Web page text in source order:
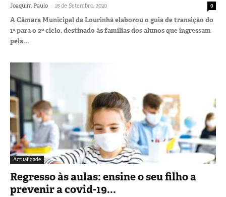
Joaquim Paulo - 18 de Setembro, 2020 0
A Câmara Municipal da Lourinhã elaborou o guia de transição do
1º para o 2º ciclo, destinado às famílias dos alunos que ingressam
pela...
Actualidade
Regresso às aulas: ensine o seu filho a
prevenir a covid-19...